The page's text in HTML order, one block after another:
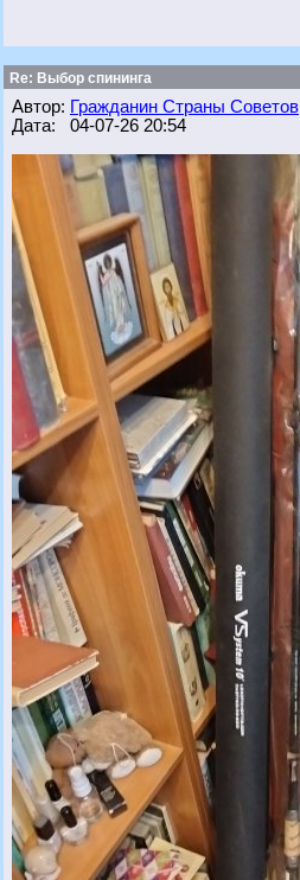
Re: Выбор спининга
Автор: Гражданин Страны Советов
Дата: 04-07-26 20:54